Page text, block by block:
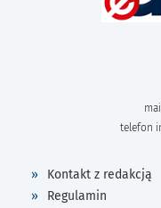
telefon
Kontakt z redakcją
Regulamin